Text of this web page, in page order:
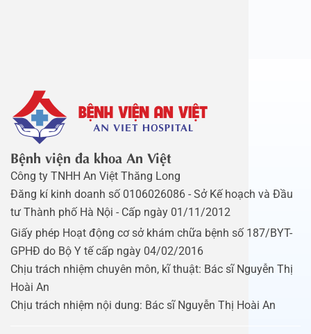
Bệnh viện đa khoa An Việt
Công ty TNHH An Việt Thăng Long
Đăng kí kinh doanh số 0106026086 - Sở Kế hoạch và Đầu
tư Thành phố Hà Nội - Cấp ngày 01/11/2012
Giấy phép Hoạt động cơ sở khám chữa bệnh số 187/BYT-
GPHĐ do Bộ Y tế cấp ngày 04/02/2016
Chịu trách nhiệm chuyên môn, kĩ thuật: Bác sĩ Nguyễn Thị
Hoài An
Chịu trách nhiệm nội dung: Bác sĩ Nguyễn Thị Hoài An